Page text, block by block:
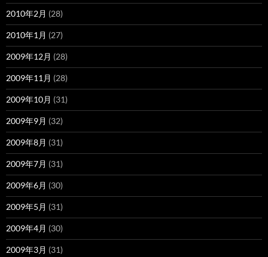
2010年2月 (28)
2010年1月 (27)
2009年12月 (28)
2009年11月 (28)
2009年10月 (31)
2009年9月 (32)
2009年8月 (31)
2009年7月 (31)
2009年6月 (30)
2009年5月 (31)
2009年4月 (30)
2009年3月 (31)